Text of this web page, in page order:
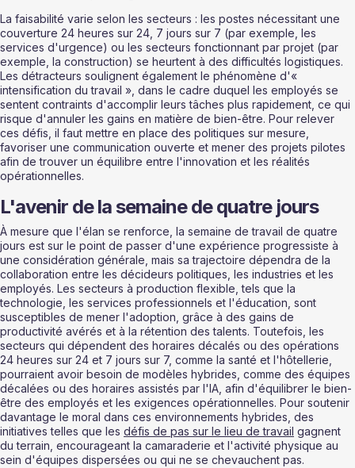
La faisabilité varie selon les secteurs : les postes nécessitant une
couverture 24 heures sur 24, 7 jours sur 7 (par exemple, les
services d'urgence) ou les secteurs fonctionnant par projet (par
exemple, la construction) se heurtent à des difficultés logistiques.
Les détracteurs soulignent également le phénomène d'«
intensification du travail », dans le cadre duquel les employés se
sentent contraints d'accomplir leurs tâches plus rapidement, ce qui
risque d'annuler les gains en matière de bien-être. Pour relever
ces défis, il faut mettre en place des politiques sur mesure,
favoriser une communication ouverte et mener des projets pilotes
afin de trouver un équilibre entre l'innovation et les réalités
opérationnelles.
L'avenir de la semaine de quatre jours
À mesure que l'élan se renforce, la semaine de travail de quatre
jours est sur le point de passer d'une expérience progressiste à
une considération générale, mais sa trajectoire dépendra de la
collaboration entre les décideurs politiques, les industries et les
employés. Les secteurs à production flexible, tels que la
technologie, les services professionnels et l'éducation, sont
susceptibles de mener l'adoption, grâce à des gains de
productivité avérés et à la rétention des talents. Toutefois, les
secteurs qui dépendent des horaires décalés ou des opérations
24 heures sur 24 et 7 jours sur 7, comme la santé et l'hôtellerie,
pourraient avoir besoin de modèles hybrides, comme des équipes
décalées ou des horaires assistés par l'IA, afin d'équilibrer le bien-
être des employés et les exigences opérationnelles. Pour soutenir
davantage le moral dans ces environnements hybrides, des
initiatives telles que les défis de pas sur le lieu de travail gagnent
du terrain, encourageant la camaraderie et l'activité physique au
sein d'équipes dispersées ou qui ne se chevauchent pas.